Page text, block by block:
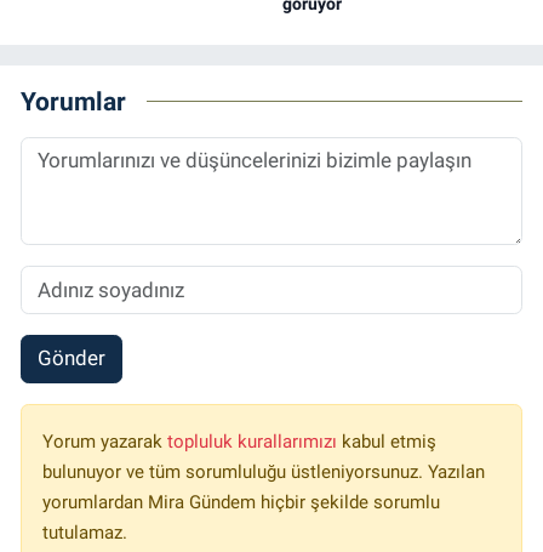
Yorumlar
Gönder
Yorum yazarak topluluk kurallarımızı kabul etmiş
bulunuyor ve tüm sorumluluğu üstleniyorsunuz. Yazılan
yorumlardan Mira Gündem hiçbir şekilde sorumlu
tutulamaz.